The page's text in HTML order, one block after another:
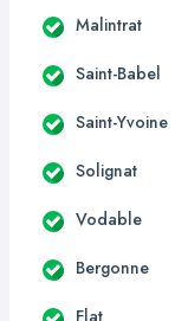
Malintrat
Saint-Babel
Saint-Yvoine
Solignat
Vodable
Bergonne
Flat